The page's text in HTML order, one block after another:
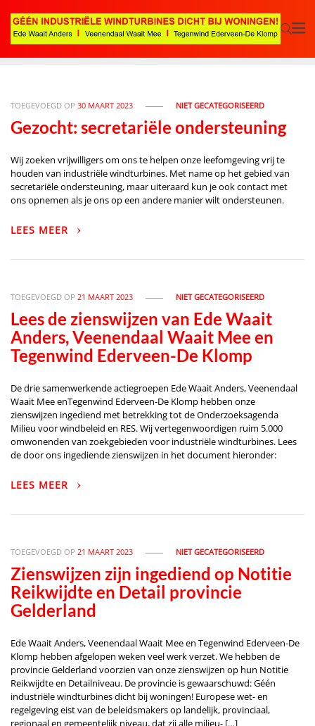
TOEGEVOEGD OP30 MAART 2023 NIET GECATEGORISEERD
Gezocht: secretariële ondersteuning
Wij zoeken vrijwilligers om ons te helpen onze leefomgeving vrij te
houden van industriële windturbines. Met name op het gebied van
secretariële ondersteuning, maar uiteraard kun je ook contact met
ons opnemen als je ons op een andere manier wilt ondersteunen.
LEES MEER
TOEGEVOEGD OP21 MAART 2023 NIET GECATEGORISEERD
Lees de zienswijzen van Ede Waait
Anders, Veenendaal Waait Mee en
Tegenwind Ederveen-De Klomp
De drie samenwerkende actiegroepen Ede Waait Anders, Veenendaal
Waait Mee enTegenwind Ederveen-De Klomp hebben onze
zienswijzen ingediend met betrekking tot de Onderzoeksagenda
Milieu voor windbeleid en RES. Wij vertegenwoordigen ruim 5.000
omwonenden van zoekgebieden voor industriële windturbines. Lees
de door ons ingediende zienswijzen in het document hieronder:
LEES MEER
TOEGEVOEGD OP21 MAART 2023 NIET GECATEGORISEERD
Zienswijzen zijn ingediend op Notitie
Reikwijdte en Detail provincie
Gelderland
Ede Waait Anders, Veenendaal Waait Mee en Tegenwind Ederveen-De
Klomp hebben afgelopen weken veel werk verzet. We hebben de
provincie Gelderland voorzien van onze zienswijzen op hun Notitie
Reikwijdte en Detailniveau. De provincie is gewaarschuwd: Géén
industriële windturbines dicht bij woningen! Europese wet- en
regelgeving eist van de beleidsmakers op landelijk, provinciaal,
regionaal en gemeentelijk niveau, dat zij alle milieu- […]